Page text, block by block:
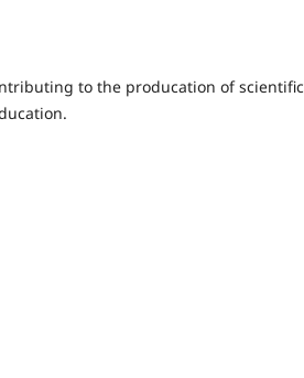
to the producation of scientific